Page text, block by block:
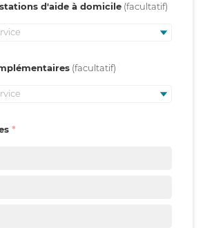
d'aide à domicile